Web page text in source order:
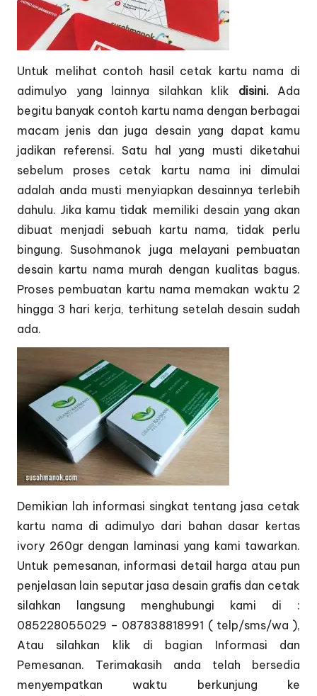
Untuk melihat contoh hasil cetak kartu nama di
adimulyo yang lainnya silahkan klik disini.Ada
begitu banyak contoh kartu nama dengan berbagai
macam jenis dan juga desain yang dapat kamu
jadikan referensi. Satu hal yang musti diketahui
sebelum proses cetak kartu nama ini dimulai
adalah anda musti menyiapkan desainnya terlebih
dahulu. Jika kamu tidak memiliki desain yang akan
dibuat menjadi sebuah kartu nama, tidak perlu
bingung. Susohmanok juga melayani pembuatan
desain kartu nama murah dengan kualitas bagus.
Proses pembuatan kartu nama memakan waktu 2
hingga 3 hari kerja, terhitung setelah desain sudah
ada.
Demikian lah informasi singkat tentang jasa cetak
kartu nama di adimulyo dari bahan dasar kertas
ivory 260gr dengan laminasi yang kami tawarkan.
Untuk pemesanan, informasi detail harga atau pun
penjelasan lain seputar jasa desain grafis dan cetak
silahkan langsung menghubungi kami di :
085228055029 – 087838818991 ( telp/sms/wa ),
Atau silahkan klik di bagian Informasi dan
Pemesanan. Terimakasih anda telah bersedia
menyempatkan waktu berkunjung ke